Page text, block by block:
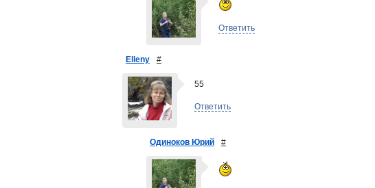
Ответить
Elleny #
55
Ответить
Одиноков Юрий #